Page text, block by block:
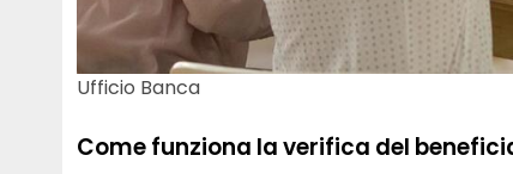
Ufficio Banca
Come funziona la verifica del